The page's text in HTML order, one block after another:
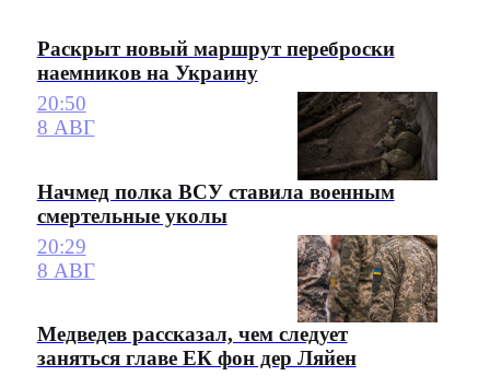
Раскрыт новый маршрут переброски
наемников на Украину
20:50
8 АВГ
Начмед полка ВСУ ставила военным
смертельные уколы
20:29
8 АВГ
Медведев рассказал, чем следует
заняться главе ЕК фон дер Ляйен